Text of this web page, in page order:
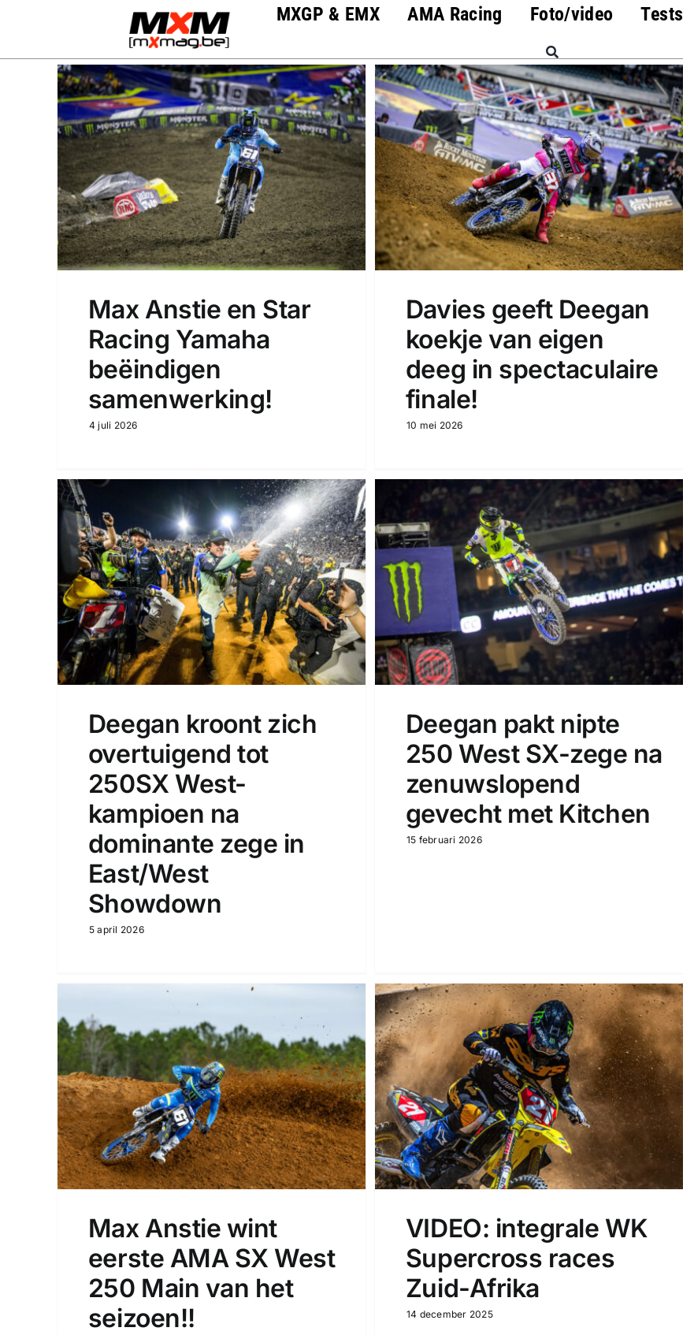
MXGP & EMX AMA Racing Foto/video Tests
Max Anstie en Star
Racing Yamaha
beëindigen
samenwerking!
4 juli 2026
Davies geeft Deegan
koekje van eigen
deeg in spectaculaire
finale!
10 mei 2026
Deegan kroont zich
overtuigend tot
250SX West-
kampioen na
dominante zege in
East/West
Showdown
5 april 2026
Deegan pakt nipte
250 West SX-zege na
zenuwslopend
gevecht met Kitchen
15 februari 2026
Max Anstie wint
eerste AMA SX West
250 Main van het
seizoen!!
VIDEO: integrale WK
Supercross races
Zuid-Afrika
14 december 2025